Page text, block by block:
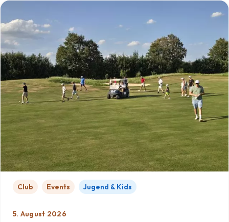
Club Events Jugend & Kids
5. August 2026